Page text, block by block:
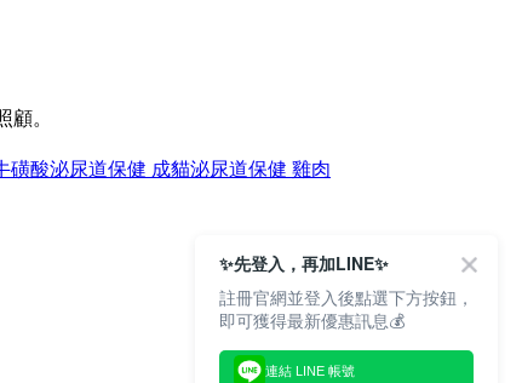
。
磺酸泌尿道保健 成貓泌尿道保健 雞肉
✨先登入，再加LINE✨
註冊官網並登入後點選下方按鈕，
即可獲得最新優惠訊息💰
連結 LINE 帳號